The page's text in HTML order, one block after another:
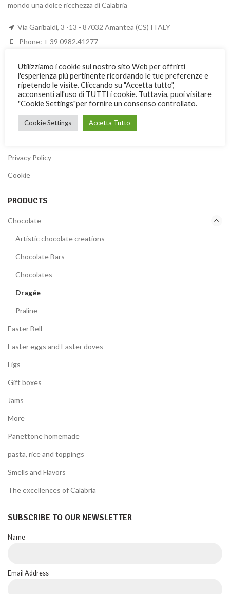
mondo una dolce ricchezza di Calabria
Via Garibaldi, 3 -13 - 87032 Amantea (CS) ITALY
Phone: + 39 0982.41277
USEFUL INFORMATION
Costs and shipping methods
Terms of payment
Privacy Policy
Cookie
PRODUCTS
Chocolate
Artistic chocolate creations
Chocolate Bars
Chocolates
Dragée
Praline
Easter Bell
Easter eggs and Easter doves
Figs
Gift boxes
Jams
More
Panettone homemade
pasta, rice and toppings
Smells and Flavors
The excellences of Calabria
SUBSCRIBE TO OUR NEWSLETTER
Name
Email Address
Utilizziamo i cookie sul nostro sito Web per offrirti
l'esperienza più pertinente ricordando le tue preferenze e
ripetendo le visite. Cliccando su "Accetta tutto",
acconsenti all'uso di TUTTI i cookie. Tuttavia, puoi visitare
"Cookie Settings"per fornire un consenso controllato.
Cookie Settings Accetta Tutto